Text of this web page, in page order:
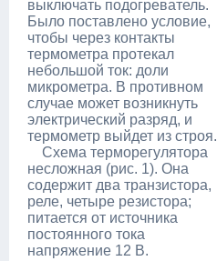
выключать подогреватель.
Было поставлено условие,
чтобы через контакты
термометра протекал
небольшой ток: доли
микрометра. В противном
случае может возникнуть
электрический разряд, и
термометр выйдет из строя.
Схема терморегулятора
несложная (рис. 1). Она
содержит два транзистора,
реле, четыре резистора;
питается от источника
постоянного тока
напряжение 12 В.